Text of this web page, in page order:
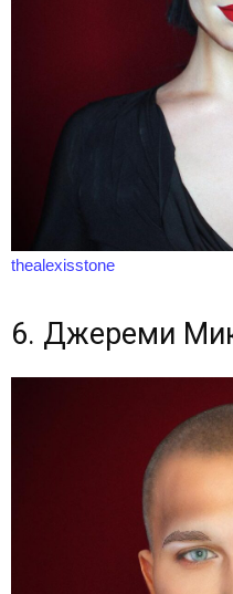
thealexisstone
6. Джереми